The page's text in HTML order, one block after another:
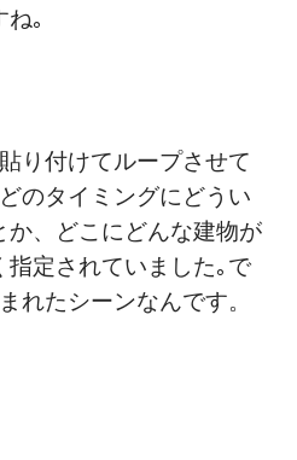
｡
り付けてループさせて
のタイミングにどうい
か、どこにどんな建物が
定されていました｡で
れたシーンなんです。